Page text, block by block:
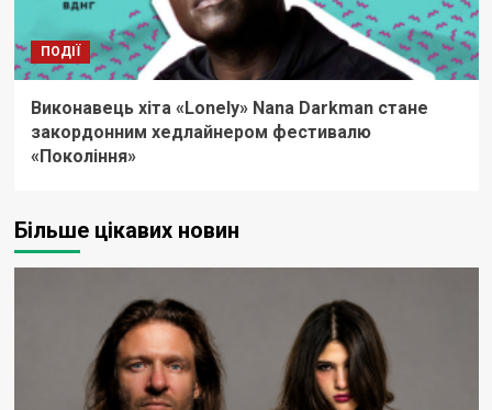
ПОДІЇ
Виконавець хіта «Lonely» Nana Darkman стане
закордонним хедлайнером фестивалю
«Покоління»
Більше цікавих новин